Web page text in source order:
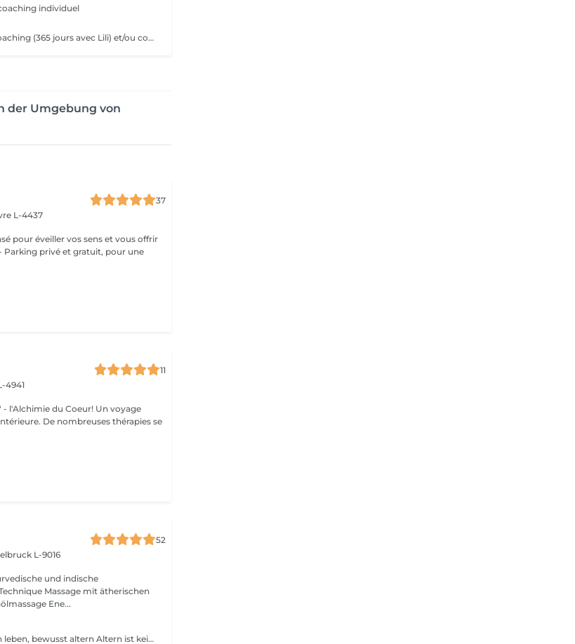
individuel
séance dans les groupes de coaching (365 jours avec Lili) et/ou cours collectifs Pas valable pour coaching privé !!!! Day pass
der Umgebung von
37
L-4437
pour éveiller vos sens et vous offrir
11
4941
du Coeur! Un voyage
De nombreuses thérapies se
52
L-9016
Massage mit ätherischen
Ene...
Well-Aging & Longevity Schön leben, bewusst altern Altern ist kein Rückschritt es ist ein natürlicher Wandel, den wir mit Achtsamkeit und Lebensfreude gestalten können. Well-Aging bedeutet, den eigenen Körper zu verstehen, ihn zu unterstützen und mit ihm in Harmonie zu leben Tag für Tag, Jahr für Jahr. Dein Weg beginnt hier Ob du erste Zeichen der Hautalterung spürst, deinen Schlaf verbessern möchtest oder einfach mehr Energie im Alltag suchst Ich begleite dich mit Herz, Wissen und maßgeschneiderten Lösungen. Denn die besten Jahre sind nicht vorbei sie beginnen genau jetzt.